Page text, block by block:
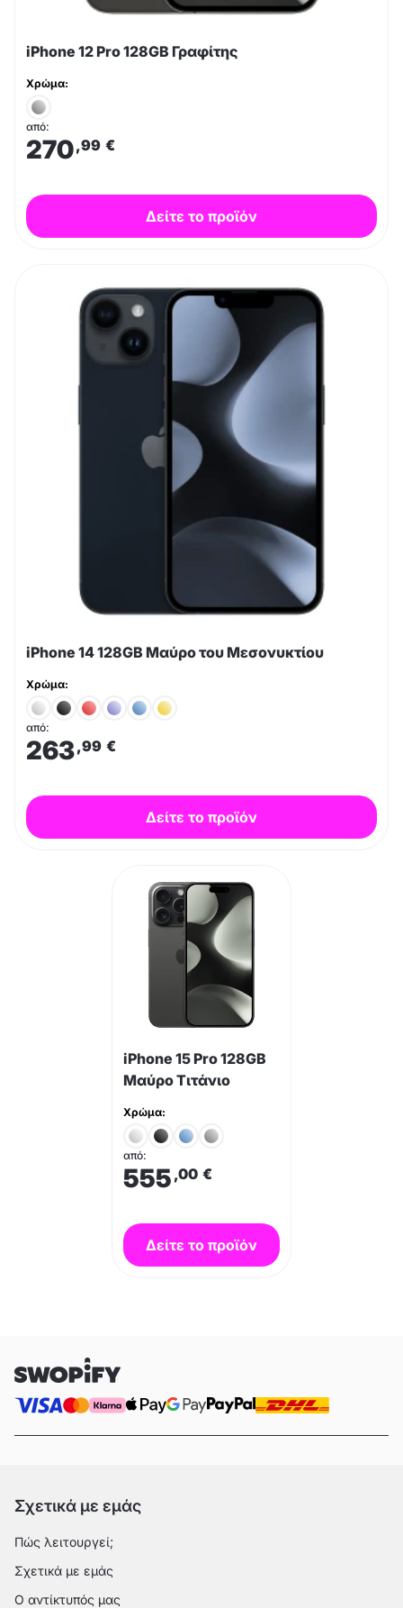
iPhone 12 Pro 128GB Γραφίτης
Χρώμα:
από:
270,99 €
Δείτε το προϊόν
iPhone 14 128GB Μαύρο του Μεσονυκτίου
Χρώμα:
από:
263,99 €
Δείτε το προϊόν
iPhone 15 Pro 128GB
Μαύρο Τιτάνιο
Χρώμα:
από:
555 ,00 €
Δείτε το προϊόν
Σχετικά με εμάς
Πώς λειτουργεί;
Σχετικά με εμάς
Ο αντίκτυπός μας